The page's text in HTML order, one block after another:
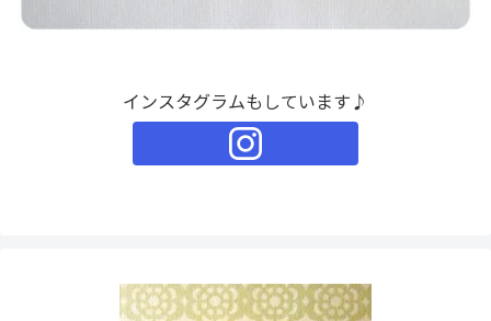
インスタグラムもしています♪